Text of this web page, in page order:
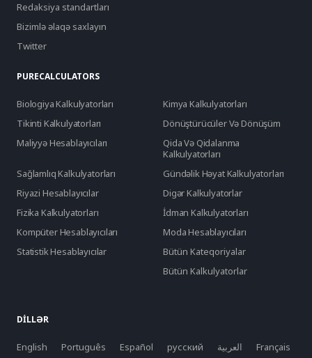
Redaksiya standartları
Bizimlə əlaqə saxlayın
Twitter
PURECALCULATORS
Biologiya Kalkulyatorları
Kimya Kalkulyatorları
Tikinti Kalkulyatorları
Dönüştürücüler Və Dönüşüm
Maliyyə Hesablayıcıları
Qida Və Qidalanma
Kalkulyatorları
Sağlamlıq Kalkulyatorları
Gündəlik Həyat Kalkulyatorları
Riyazi Hesablayıcılar
Digər Kalkulyatorlar
Fizika Kalkulyatorları
İdman Kalkulyatorları
Kompüter Hesablayıcıları
Moda Hesablayıcıları
Statistik Hesablayıcılar
Bütün Kateqoriyalar
Bütün Kalkulyatorlar
DILLƏR
English Português Español русский العربية Français